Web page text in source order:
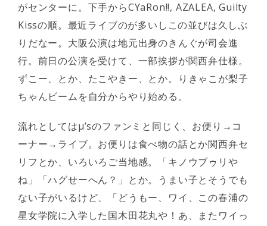
がセンターに。下手からCYaRon!!, AZALEA, Guilty
Kissの順。最近ライブのが多いしこの並びは久しぶ
りだなー。大阪公演は地元出身のきんぐが司会進
行。前日の公演を受けて、一部挨拶が関西弁仕様。
ずこー、とか、たこやきー、とか。りきゃこが梨子
ちゃんビームを自分からやり始める。
流れとしてはμ’sのファンミと同じく、お便り→コ
ーナー→ライブ。お便りは食べ物の話とか関西弁セ
リフとか、いろいろご当地感。「キノウブゥリや
ね」「ハグせーへん？」とか。うまい子とそうでも
ない子がいるけど、「どうもー、ワイ、この春浦の
星女学院に入学した国木田花丸や！あ、またワイっ